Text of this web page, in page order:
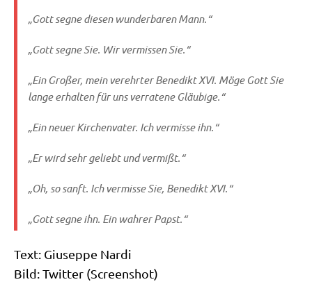
„Gott seg­ne die­sen wun­der­ba­ren Mann.“
„Gott seg­ne Sie. Wir ver­mis­sen Sie.“
„Ein Gro­ßer, mein ver­ehr­ter Bene­dikt XVI. Möge Gott Sie
lan­ge erhal­ten für uns ver­ra­te­ne Gläubige.“
„Ein neu­er Kir­chen­va­ter. Ich ver­mis­se ihn.“
„Er wird sehr geliebt und vermißt.“
„Oh, so sanft. Ich ver­mis­se Sie, Bene­dikt XVI.“
„Gott seg­ne ihn. Ein wah­rer Papst.“
Text: Giu­sep­pe Nardi
Bild: Twit­ter (Screen­shot)